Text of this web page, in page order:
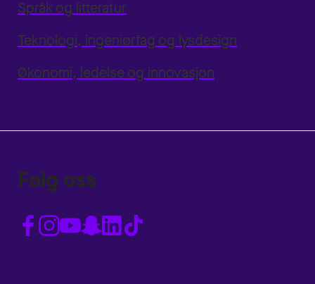
Språk og litteratur
Teknologi, ingeniørfag og lysdesign
Økonomi, ledelse og innovasjon
Følg oss